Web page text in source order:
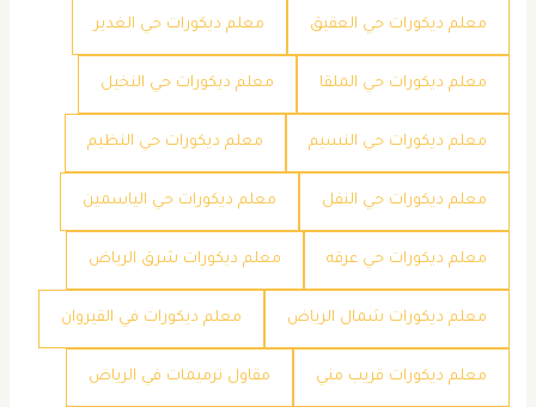
معلم ديكورات حي العقيق معلم ديكورات حي الغدير
معلم ديكورات حي الملقا معلم ديكورات حي النخيل
معلم ديكورات حي النسيم معلم ديكورات حي النظيم
معلم ديكورات حي النفل معلم ديكورات حي الياسمين
معلم ديكورات حي عرقه معلم ديكورات شرق الرياض
معلم ديكورات شمال الرياض معلم ديكورات في القيروان
معلم ديكورات قريب مني مقاول ترميمات في الرياض